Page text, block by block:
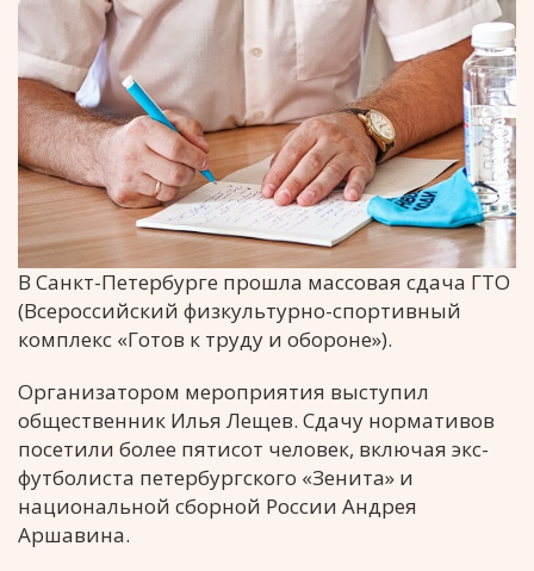
В Санкт-Петербурге прошла массовая сдача ГТО
(Всероссийский физкультурно-спортивный
комплекс «Готов к труду и обороне»).
Организатором мероприятия выступил
общественник Илья Лещев. Сдачу нормативов
посетили более пятисот человек, включая экс-
футболиста петербургского «Зенита» и
национальной сборной России Андрея
Аршавина.